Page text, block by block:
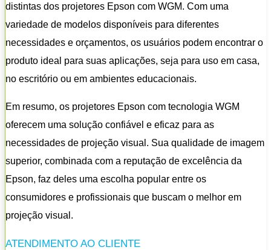
distintas dos projetores Epson com WGM. Com uma
variedade de modelos disponíveis para diferentes
necessidades e orçamentos, os usuários podem encontrar o
produto ideal para suas aplicações, seja para uso em casa,
no escritório ou em ambientes educacionais.
Em resumo, os projetores Epson com tecnologia WGM
oferecem uma solução confiável e eficaz para as
necessidades de projeção visual. Sua qualidade de imagem
superior, combinada com a reputação de excelência da
Epson, faz deles uma escolha popular entre os
consumidores e profissionais que buscam o melhor em
projeção visual.
ATENDIMENTO AO CLIENTE